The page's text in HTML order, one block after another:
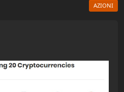
AZIONI